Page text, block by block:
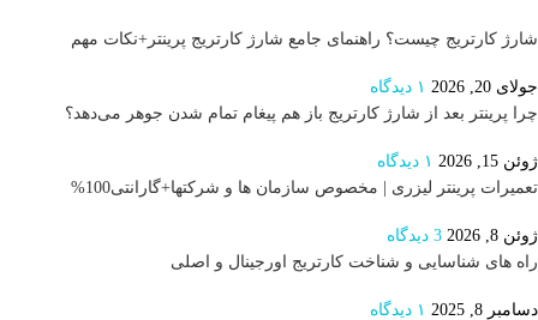
شارژ کارتریج چیست؟ راهنمای جامع شارژ کارتریج پرینتر+نکات مهم
جولای 20, 2026
۱ دیدگاه
چرا پرینتر بعد از شارژ کارتریج باز هم پیغام تمام شدن جوهر می‌دهد؟
ژوئن 15, 2026
۱ دیدگاه
تعمیرات پرینتر لیزری | مخصوص سازمان ها و شرکتها+گارانتی100%
ژوئن 8, 2026
3 دیدگاه
راه های شناسایی و شناخت کارتریج اورجینال و اصلی
دسامبر 8, 2025
۱ دیدگاه